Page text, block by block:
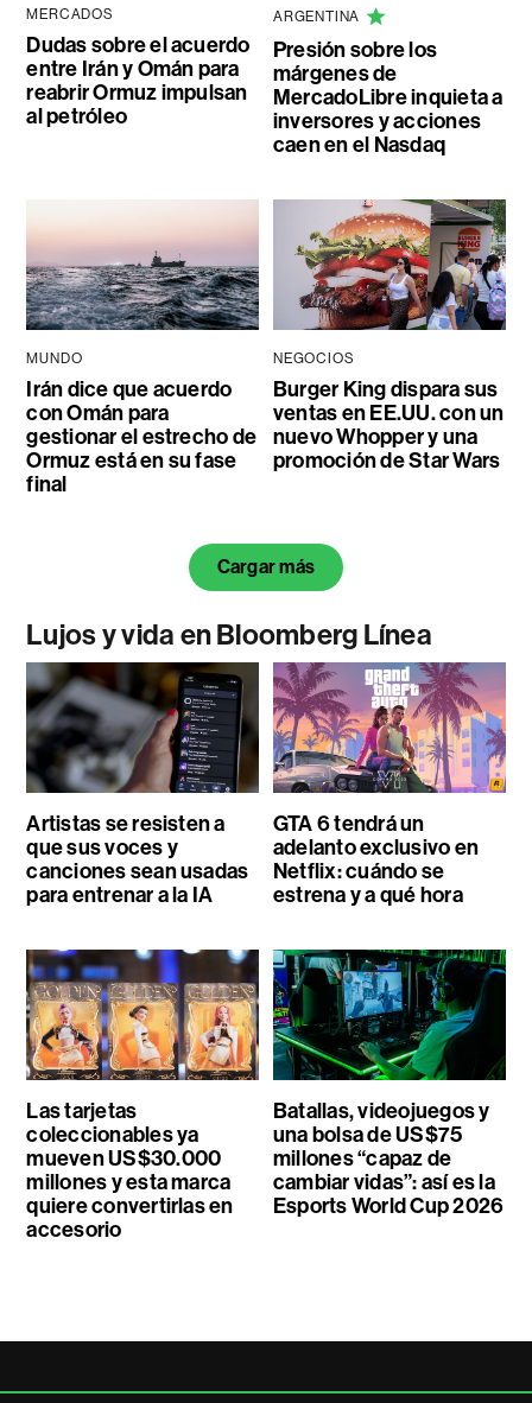
MERCADOS
Dudas sobre el acuerdo
entre Irán y Omán para
reabrir Ormuz impulsan
al petróleo
ARGENTINA
Presión sobre los
márgenes de
MercadoLibre inquieta a
inversores y acciones
caen en el Nasdaq
MUNDO
Irán dice que acuerdo
con Omán para
gestionar el estrecho de
Ormuz está en su fase
final
NEGOCIOS
Burger King dispara sus
ventas en EE.UU. con un
nuevo Whopper y una
promoción de Star Wars
Cargar más
Lujos y vida en Bloomberg Línea
Artistas se resisten a
que sus voces y
canciones sean usadas
para entrenar a la IA
GTA 6 tendrá un
adelanto exclusivo en
Netflix: cuándo se
estrena y a qué hora
Las tarjetas
coleccionables ya
mueven US$30.000
millones y esta marca
quiere convertirlas en
accesorio
Batallas, videojuegos y
una bolsa de US$75
millones “capaz de
cambiar vidas”: así es la
Esports World Cup 2026